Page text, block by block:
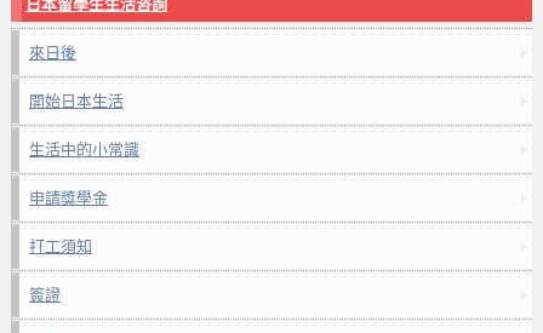
日本留學生生活咨詢
來日後
開始日本生活
生活中的小常識
申請獎學金
打工須知
簽證